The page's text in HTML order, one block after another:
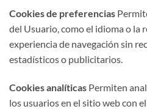
Cookies de preferencias
del Usuario, como el idioma o la
experiencia de navegación sin
estadísticos o publicitarios.
Cookies analíticas Permiten
los usuarios en el sitio web con